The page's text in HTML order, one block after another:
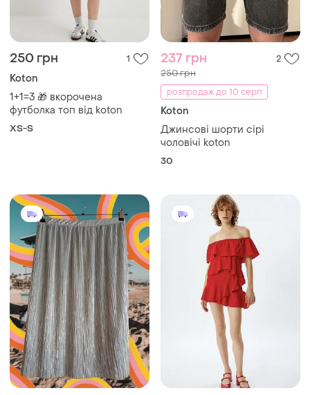
250 грн 1
Koton
1+1=3 🎁 вкорочена
футболка топ від koton
XS-S
237 грн 2
250 грн
розпродаж до 10 серп
Koton
Джинсові шорти сірі
чоловічі koton
30